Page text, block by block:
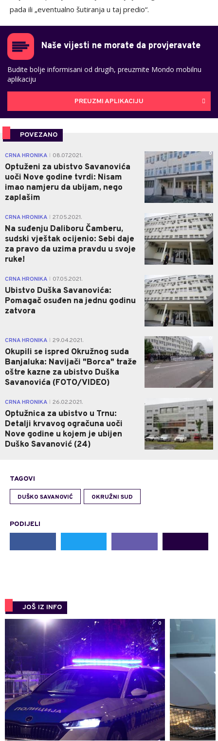
pada ili „eventualno šutiranja u taj predio“.
Naše vijesti ne morate da provjeravate
Budite bolje informisani od drugih, preuzmite Mondo mobilnu
aplikaciju
PREUZMI APLIKACIJU
POVEZANO
CRNA HRONIKA 08.07.2021.
Optuženi za ubistvo Savanovića
uoči Nove godine tvrdi: Nisam
imao namjeru da ubijam, nego
zaplašim
0
CRNA HRONIKA 27.05.2021.
Na suđenju Daliboru Čamberu,
sudski vještak ocijenio: Sebi daje
za pravo da uzima pravdu u svoje
ruke!
0
CRNA HRONIKA 07.05.2021.
Ubistvo Duška Savanovića:
Pomagač osuđen na jednu godinu
zatvora
1
CRNA HRONIKA 29.04.2021.
Okupili se ispred Okružnog suda
Banjaluka: Navijači "Borca" traže
oštre kazne za ubistvo Duška
Savanovića (FOTO/VIDEO)
CRNA HRONIKA 26.02.2021.
Optužnica za ubistvo u Trnu:
Detalji krvavog ogračuna uoči
Nove godine u kojem je ubijen
Duško Savanović (24)
0
TAGOVI
DUŠKO SAVANOVIĆ OKRUŽNI SUD
PODIJELI
JOŠ IZ INFO
0